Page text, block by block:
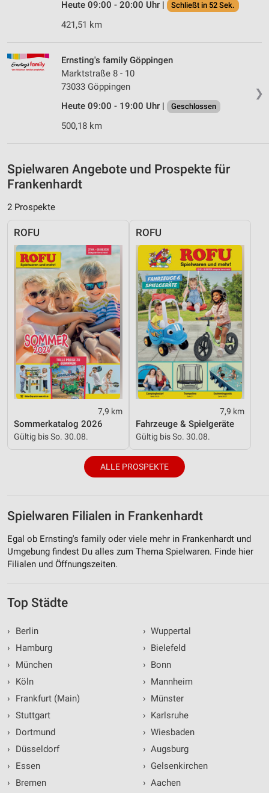
Heute 09:00 - 20:00 Uhr | Schließt in 52 Sek.
421,51 km
❯
Ernsting's family Göppingen
Marktstraße 8 - 10
73033 Göppingen
Heute 09:00 - 19:00 Uhr |
Geschlossen
500,18 km
Spielwaren Angebote und Prospekte für
Frankenhardt
2 Prospekte
ROFU
7,9 km
Sommerkatalog 2026
Gültig bis So. 30.08.
ROFU
7,9 km
Fahrzeuge & Spielgeräte
Gültig bis So. 30.08.
ALLE PROSPEKTE
Spielwaren Filialen in Frankenhardt
Egal ob Ernsting's family oder viele mehr in Frankenhardt und
Umgebung findest Du alles zum Thema Spielwaren. Finde hier
Filialen und Öffnungszeiten.
Top Städte
›
Berlin
›
Hamburg
›
München
›
Köln
›
Frankfurt (Main)
› Stuttgart
›
Dortmund
›
Düsseldorf
›
Essen
›
Bremen
› Wuppertal
› Bielefeld
› Bonn
› Mannheim
› Münster
› Karlsruhe
› Wiesbaden
› Augsburg
› Gelsenkirchen
› Aachen
Verwendung genauer Standortdaten
Geräte anhand von aktiv angeforderten
Informationen identifizieren
Nicht-IAB-Verarbeitungszwecke:
Performance
Werbung